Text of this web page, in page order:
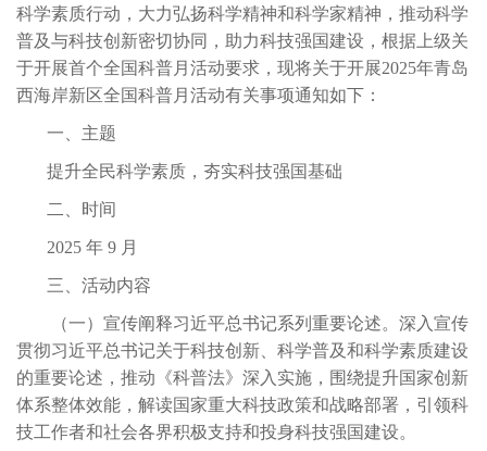
科学素质行动，大力弘扬科学精神和科学家精神，推动科学
普及与科技创新密切协同，助力科技强国建设，根据上级关
于开展首个全国科普月活动要求，现将关于开展2025年青岛
西海岸新区全国科普月活动有关事项通知如下：
一、主题
提升全民科学素质，夯实科技强国基础
二、时间
2025 年 9 月
三、活动内容
（一）宣传阐释习近平总书记系列重要论述。深入宣传
贯彻习近平总书记关于科技创新、科学普及和科学素质建设
的重要论述，推动《科普法》深入实施，围绕提升国家创新
体系整体效能，解读国家重大科技政策和战略部署，引领科
技工作者和社会各界积极支持和投身科技强国建设。